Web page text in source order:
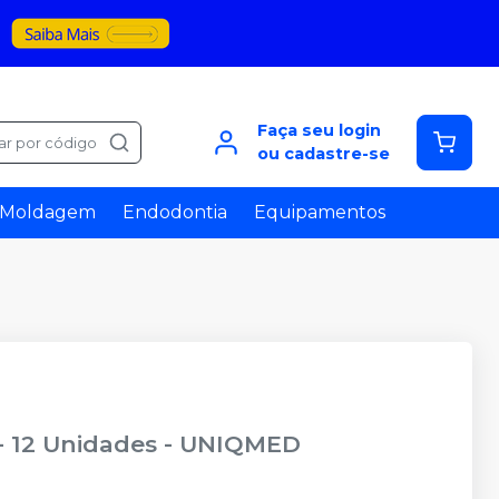
por código
Faça seu login
ou cadastre-se
Moldagem Endodontia Equipamentos
Unidades - UNIQMED